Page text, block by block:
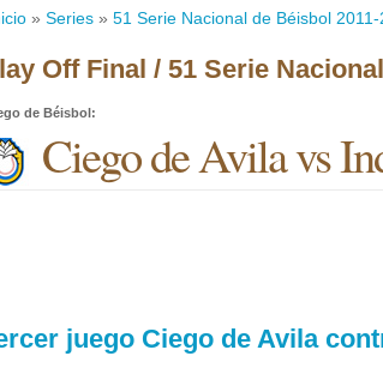
» Series » 51 Serie Nacional de Béisbol 2011-
Off Final / 51 Serie
de Béisbol:
Ciego de Avila vs
juego Ciego de Avila